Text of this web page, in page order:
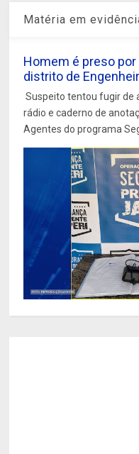
Matéria em
Homem é preso
distrito de
Suspeito tentou fugir de
rádio e caderno de
Agentes do programa